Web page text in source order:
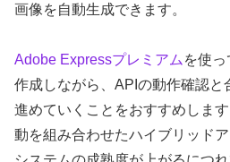
画像を自動生成できます。
Adobe Expressプレミアム を使
作成しながら、APIの動作確認と
進めていくことをおすすめしま
動を組み合わせたハイブリッド